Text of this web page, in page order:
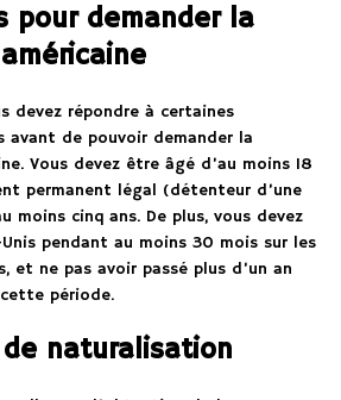
pour demander la
devez répondre à certaines
avant de pouvoir demander la
Vous devez être âgé d’au moins 18
permanent légal (détenteur d’une
moins cinq ans. De plus, vous devez
pendant au moins 30 mois sur les
et ne pas avoir passé plus d’un an
période.
de naturalisation